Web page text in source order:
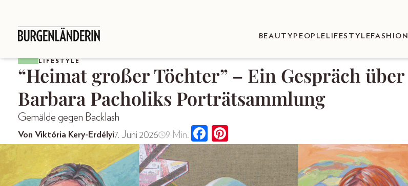
BEAUTY PEOPLE LIFESTYLEFASHION
LIFESTYLE
“Heimat großer Töchter” – Ein Gespräch über
Barbara Pacholiks Porträtsammlung
Gemälde gegen Backlash
Von Viktória Kery-Erdélyi7. Juni 2026 9 Min.